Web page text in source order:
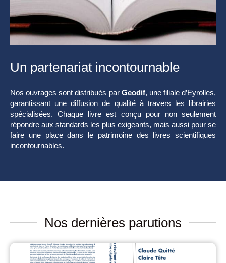
Un partenariat incontournable
Nos ouvrages sont distribués par Geodif, une filiale d’Eyrolles,
garantissant une diffusion de qualité à travers les librairies
spécialisées. Chaque livre est conçu pour non seulement
répondre aux standards les plus exigeants, mais aussi pour se
faire une place dans le patrimoine des livres scientifiques
incontournables.
Nos dernières parutions